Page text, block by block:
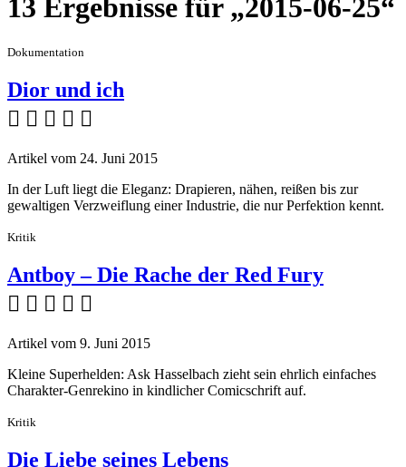
13 Ergebnisse für „2015-06-25“
Dokumentation
Dior und ich
    
Artikel vom 24. Juni 2015
In der Luft liegt die Eleganz: Drapieren, nähen, reißen bis zur
gewaltigen Verzweiflung einer Industrie, die nur Perfektion kennt.
Kritik
Antboy – Die Rache der Red Fury
    
Artikel vom 9. Juni 2015
Kleine Superhelden: Ask Hasselbach zieht sein ehrlich einfaches
Charakter-Genrekino in kindlicher Comicschrift auf.
Kritik
Die Liebe seines Lebens